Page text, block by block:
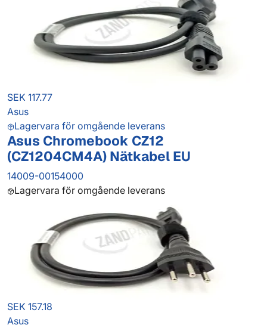
SEK 117.77
Asus
Lagervara för omgående leverans
Asus Chromebook CZ12
(CZ1204CM4A) Nätkabel EU
14009-00154000
Lagervara för omgående leverans
SEK 157.18
Asus